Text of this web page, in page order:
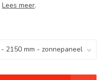
Lees meer.